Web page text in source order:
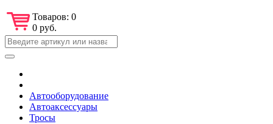
Товаров: 0
0 руб.
Автооборудование
Автоаксессуары
Тросы